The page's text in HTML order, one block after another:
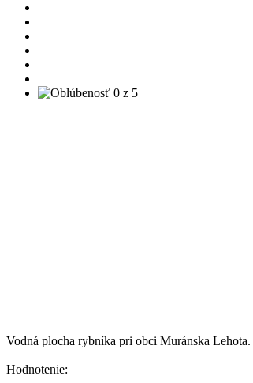
Vodná plocha rybníka pri obci Muránska Lehota.
Hodnotenie: